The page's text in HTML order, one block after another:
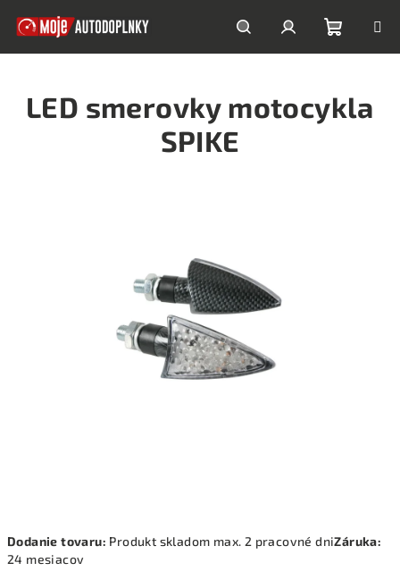
HľadaťPrihlásenie
košík
Dodanie tovaru: Produkt skladom max. 2 pracovné dniZáruka:
24 mesiacov
LED smerovky motocykla
SPIKE